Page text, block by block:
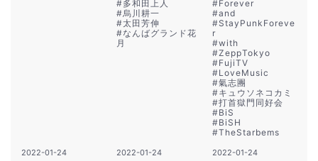
#多和田上人
#烏川耕一
#太田芳伸
#なんばグランド花
月
#Forever
#and
#StayPunkForeve
r
#with
#ZeppTokyo
#FujiTV
#LoveMusic
#氣志團
#キュウソネコカミ
#打首獄門同好会
#BiS
#BiSH
#TheStarbems
2022-01-24 2022-01-24 2022-01-24